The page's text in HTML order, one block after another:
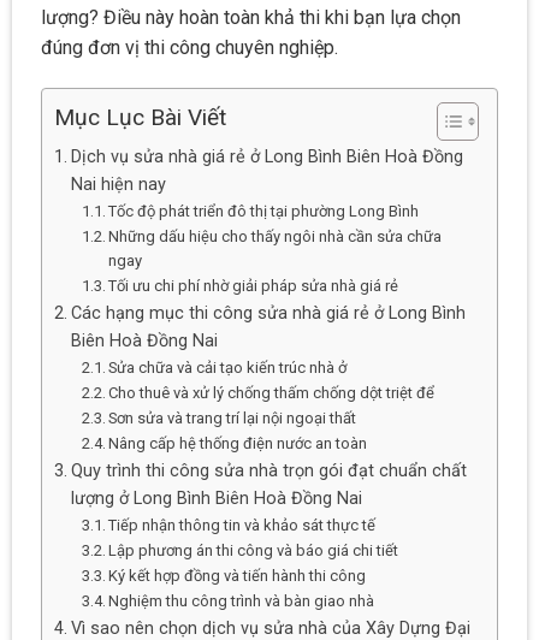
lượng? Điều này hoàn toàn khả thi khi bạn lựa chọn
đúng đơn vị thi công chuyên nghiệp.
Mục Lục Bài Viết
Dịch vụ sửa nhà giá rẻ ở Long Bình Biên Hoà Đồng
Nai hiện nay
Tốc độ phát triển đô thị tại phường Long Bình
Những dấu hiệu cho thấy ngôi nhà cần sửa chữa
ngay
Tối ưu chi phí nhờ giải pháp sửa nhà giá rẻ
Các hạng mục thi công sửa nhà giá rẻ ở Long Bình
Biên Hoà Đồng Nai
Sửa chữa và cải tạo kiến trúc nhà ở
Cho thuê và xử lý chống thấm chống dột triệt để
Sơn sửa và trang trí lại nội ngoại thất
Nâng cấp hệ thống điện nước an toàn
Quy trình thi công sửa nhà trọn gói đạt chuẩn chất
lượng ở Long Bình Biên Hoà Đồng Nai
Tiếp nhận thông tin và khảo sát thực tế
Lập phương án thi công và báo giá chi tiết
Ký kết hợp đồng và tiến hành thi công
Nghiệm thu công trình và bàn giao nhà
Vì sao nên chọn dịch vụ sửa nhà của Xây Dựng Đại